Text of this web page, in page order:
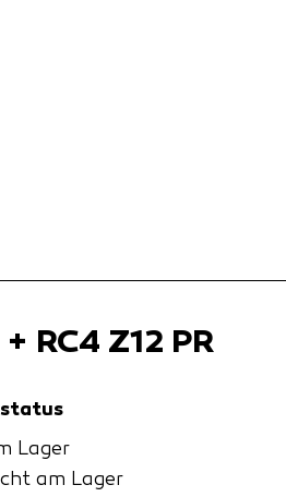
RC4 Z12 PR
Lager
am Lager